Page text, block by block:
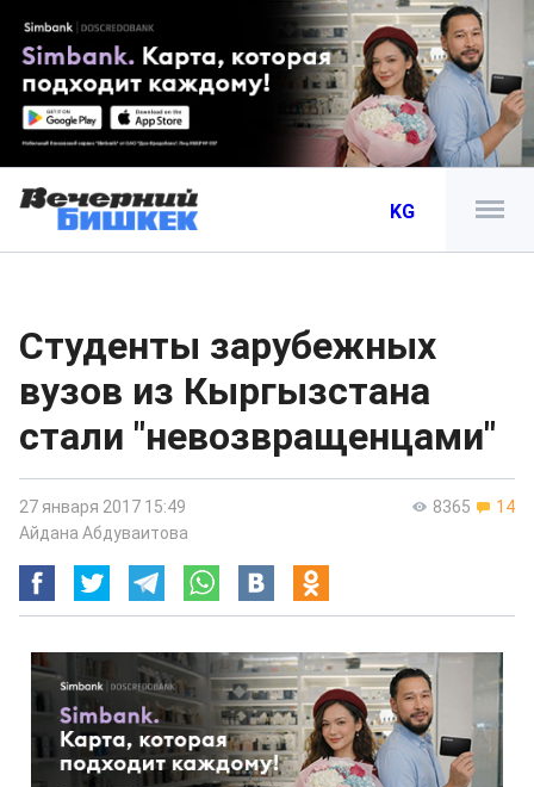
KG
Студенты зарубежных
вузов из Кыргызстана
стали "невозвращенцами"
8365 14
27 января 2017 15:49
Айдана Абдуваитова